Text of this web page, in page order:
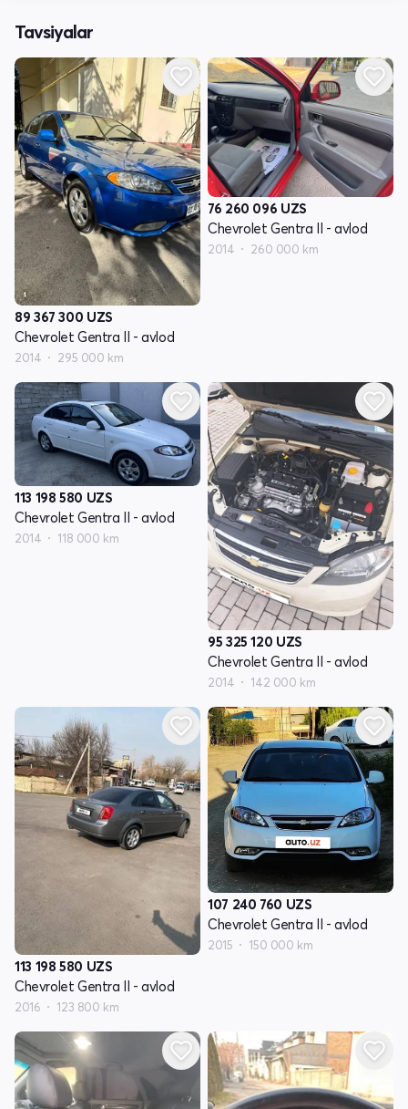
Tavsiyalar
89 367 300 UZS
Chevrolet Gentra II - avlod
2014 295 000 km
76 260 096 UZS
Chevrolet Gentra II - avlod
2014 260 000 km
113 198 580 UZS
Chevrolet Gentra II - avlod
2014 118 000 km
95 325 120 UZS
Chevrolet Gentra II - avlod
2014 142 000 km
113 198 580 UZS
Chevrolet Gentra II - avlod
2016 123 800 km
107 240 760 UZS
Chevrolet Gentra II - avlod
2015 150 000 km